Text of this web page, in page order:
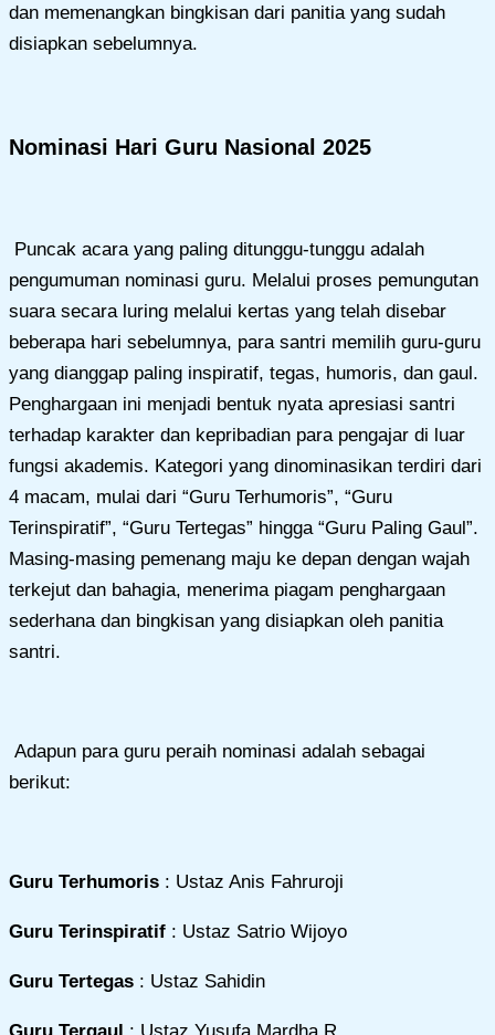
dan memenangkan bingkisan dari panitia yang sudah
disiapkan sebelumnya.
Nominasi Hari Guru Nasional 2025
Puncak acara yang paling ditunggu-tunggu adalah
pengumuman nominasi guru. Melalui proses pemungutan
suara secara luring melalui kertas yang telah disebar
beberapa hari sebelumnya, para santri memilih guru-guru
yang dianggap paling inspiratif, tegas, humoris, dan gaul.
Penghargaan ini menjadi bentuk nyata apresiasi santri
terhadap karakter dan kepribadian para pengajar di luar
fungsi akademis. Kategori yang dinominasikan terdiri dari
4 macam, mulai dari “Guru Terhumoris”, “Guru
Terinspiratif”, “Guru Tertegas” hingga “Guru Paling Gaul”.
Masing-masing pemenang maju ke depan dengan wajah
terkejut dan bahagia, menerima piagam penghargaan
sederhana dan bingkisan yang disiapkan oleh panitia
santri.
Adapun para guru peraih nominasi adalah sebagai
berikut:
Guru Terhumoris : Ustaz Anis Fahruroji
Guru Terinspiratif : Ustaz Satrio Wijoyo
Guru Tertegas : Ustaz Sahidin
Guru Tergaul : Ustaz Yusufa Mardha R.